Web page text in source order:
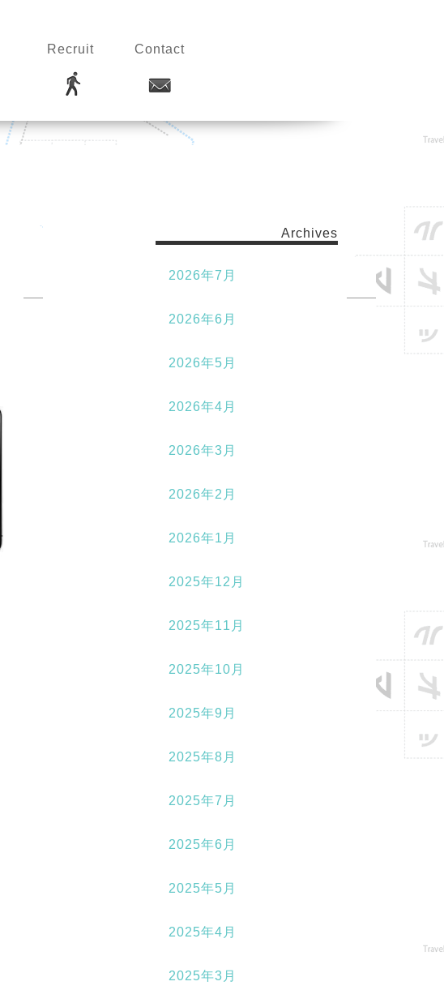
Recruit Contact
Archives
2026年7月
2026年6月
2026年5月
2026年4月
2026年3月
2026年2月
2026年1月
2025年12月
2025年11月
2025年10月
2025年9月
2025年8月
2025年7月
2025年6月
2025年5月
2025年4月
2025年3月